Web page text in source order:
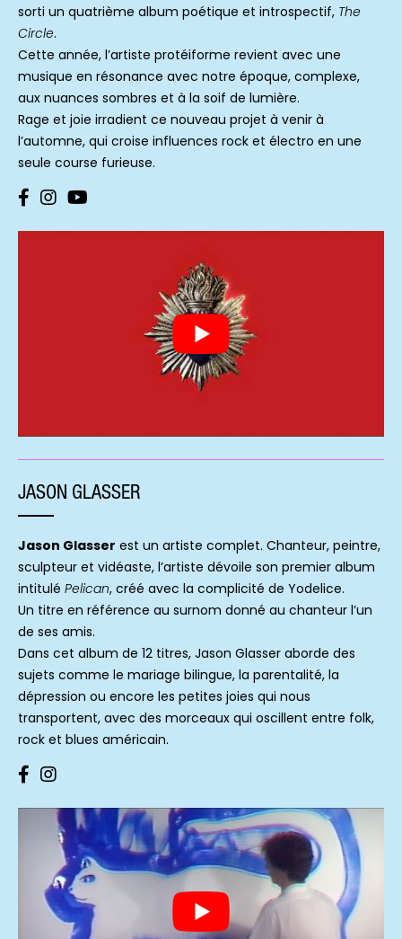
sorti un quatrième album poétique et introspectif, The
Circle.
Cette année, l’artiste protéiforme revient avec une
musique en résonance avec notre époque, complexe,
aux nuances sombres et à la soif de lumière.
Rage et joie irradient ce nouveau projet à venir à
l’automne, qui croise influences rock et électro en une
seule course furieuse.
JASON GLASSER
Jason Glasser est un artiste complet. Chanteur, peintre,
sculpteur et vidéaste, l’artiste dévoile son premier album
intitulé Pelican, créé avec la complicité de Yodelice.
Un titre en référence au surnom donné au chanteur l’un
de ses amis.
Dans cet album de 12 titres, Jason Glasser aborde des
sujets comme le mariage bilingue, la parentalité, la
dépression ou encore les petites joies qui nous
transportent, avec des morceaux qui oscillent entre folk,
rock et blues américain.